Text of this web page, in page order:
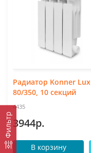
Радиатор Konner Lux
80/350, 10 секций
4435
3944р.
В корзину
Фильтр